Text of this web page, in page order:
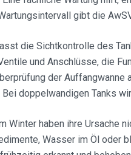
gibt die
die Sichtkontrolle des
und Anschlüsse, die
der
Bei doppelwandigen Tanks
Winter haben ihre Ursache
Wasser im Öl oder